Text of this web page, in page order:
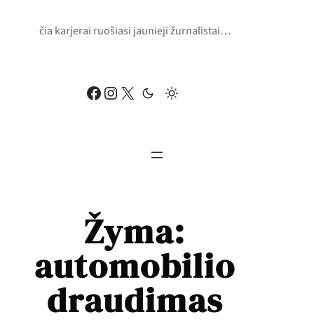
Facebook Instagram X
čia karjerai ruošiasi jaunieji žurnalistai…
Žyma:
automobilio
draudimas